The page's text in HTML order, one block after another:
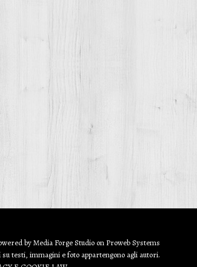
byMedia Forge Studio on ProwebSystems
testi, immagini e foto appartengono agli autori.